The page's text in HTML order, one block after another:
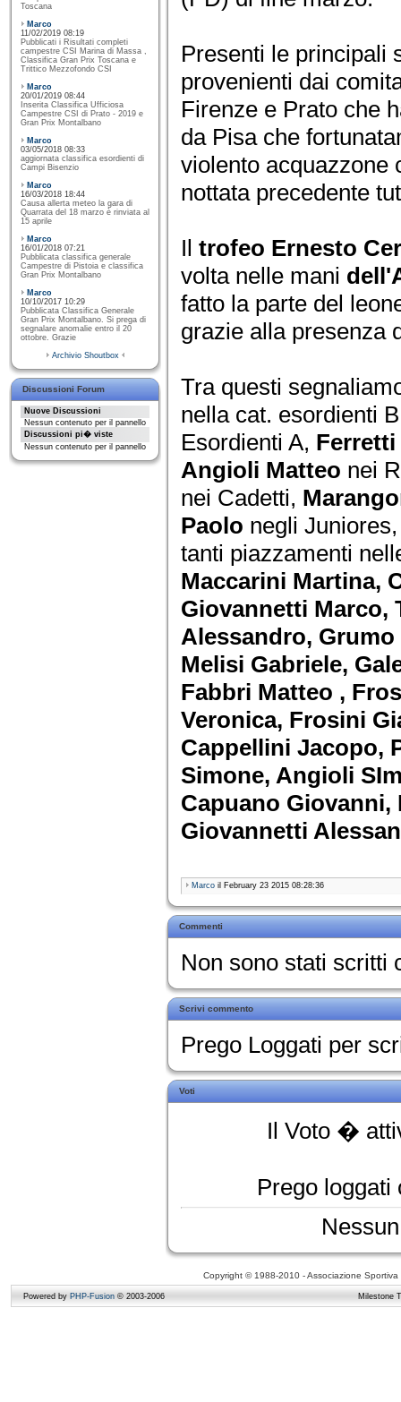
Toscana
Marco
11/02/2019 08:19
Pubblicati i Risultati completi
campestre CSI Marina di Massa ,
Classifica Gran Prix Toscana e
Trittico Mezzofondo CSI
Marco
20/01/2019 08:44
Inserita Classifica Ufficiosa
Campestre CSI di Prato - 2019 e
Gran Prix Montalbano
Marco
03/05/2018 08:33
aggiornata classifica esordienti di
Campi Bisenzio
Marco
16/03/2018 18:44
Causa allerta meteo la gara di
Quarrata del 18 marzo è rinviata al
15 aprile
Marco
16/01/2018 07:21
Pubblicata classifica generale
Campestre di Pistoia e classifica
Gran Prix Montalbano
Marco
10/10/2017 10:29
Pubblicata Classifica Generale
Gran Prix Montalbano. Si prega di
segnalare anomalie entro il 20
ottobre. Grazie
Archivio Shoutbox
Discussioni Forum
Nuove Discussioni
Nessun contenuto per il pannello
Discussioni pi� viste
Nessun contenuto per il pannello
Presenti le principali
provenienti dai
Firenze e Prato che
da Pisa che
violento acquazzone
nottata precedente
Il trofeo Ernesto
volta nelle mani
fatto la parte del
grazie alla presenza
Tra questi
nella cat. esordienti
Esordienti A,
Angioli Matteo nei
nei Cadetti,
Paolo negli
tanti piazzamenti
Maccarini Martina,
Giovannetti Marco,
Alessandro, Grumo
Melisi Gabriele,
Fabbri Matteo ,
Veronica, Frosini
Cappellini Jacopo,
Simone, Angioli
Capuano Giovanni,
Giovannetti
Marco il February 23 2015 08:28:36
Commenti
Non sono stati scritti
Scrivi commento
Prego Loggati per
Voti
Il Voto �
Prego loggati
Copyright © 1988-2010 - Associazione
Powered by PHP-Fusion © 2003-2006 Milestone